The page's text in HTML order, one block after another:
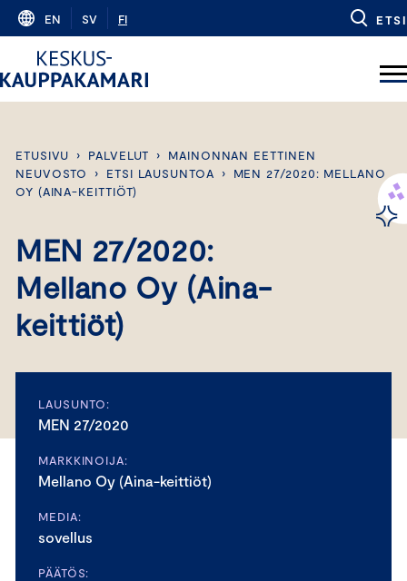
Skip
content
EN SV FI ETSI
ETUSIVU › PALVELUT ›
MAINONNAN EETTINEN
NEUVOSTO
› ETSI LAUSUNTOA ›
MEN 27/2020: MELLANO
OY (AINA-KEITTIÖT)
MEN 27/2020:
Mellano Oy (Aina-
keittiöt)
LAUSUNTO:
MEN 27/2020
MARKKINOIJA:
Mellano Oy (Aina-keittiöt)
MEDIA:
sovellus
PÄÄTÖS: